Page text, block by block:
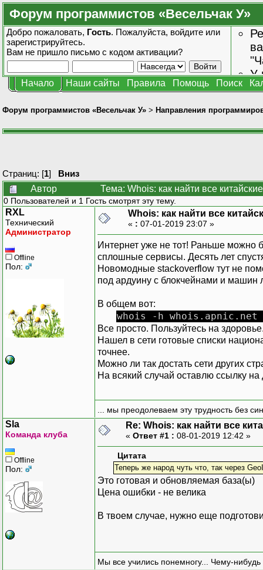
Форум программистов «Весельчак У»
Добро пожаловать, Гость. Пожалуйста, войдите или
зарегистрируйтесь.
Вам не пришло письмо с кодом активации?
У
Начало Наши сайты Правила Помощь Поиск
Форум программистов «Весельчак У» > Направления
Страниц: [1] Вниз
Автор
Тема: Whois: как найти все
0 Пользователей и 1 Гость смотрят эту тему.
RXL
Технический
Администратор
Offline
Пол:
Whois: как найти все
« : 07-01-2019 23:07 »
Интернет уже не тот! Раньше можно
сплошные сервисы. Десять лет
Новомодные stackoverflow тут не
под ардуину с блокчейнами и машин
В общем вот:
whois -h whois.apnic.net
Все просто. Пользуйтесь на
Нашел в сети готовые списки
точнее.
Можно ли так достать сети других
На всякий случай оставлю ссылку на
... мы преодолеваем эту трудность без
Sla
Команда клуба
Offline
Пол:
Re: Whois: как найти все
« Ответ #1 : 08-01-2019 12:42 »
Цитата
Теперь же народ чуть что, так через
Это готовая и обновляемая база(ы)
Цена ошибки - не велика
В твоем случае, нужно еще
Мы все учились понемногу... Чему-нибудь